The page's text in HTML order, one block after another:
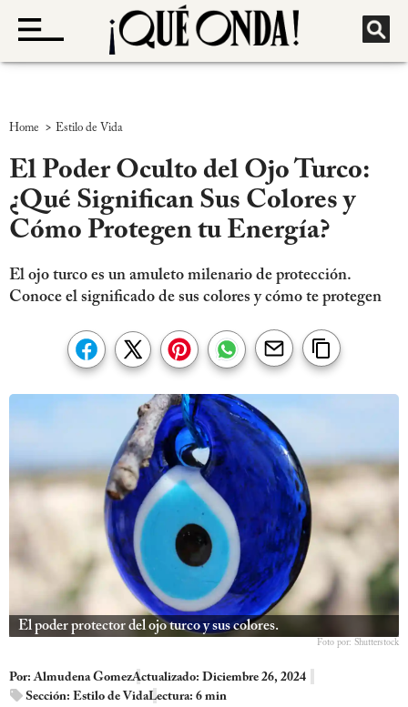
Home > Estilo de Vida
El Poder Oculto del Ojo Turco:
¿Qué Significan Sus Colores y
Cómo Protegen tu Energía?
El ojo turco es un amuleto milenario de protección.
Conoce el significado de sus colores y cómo te protegen
El poder protector del ojo turco y sus colores.
Foto por: Shutterstock
Por:Almudena GomezActualizado: Diciembre 26, 2024
Sección: Estilo de VidaLectura: 6 min